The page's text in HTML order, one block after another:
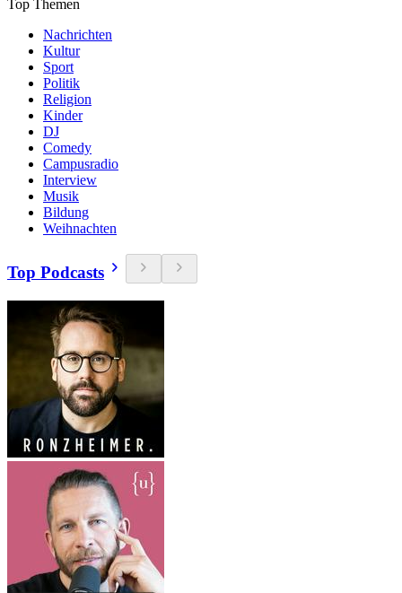
Top Themen
Nachrichten
Kultur
Sport
Politik
Religion
Kinder
DJ
Comedy
Campusradio
Interview
Musik
Bildung
Weihnachten
Top Podcasts